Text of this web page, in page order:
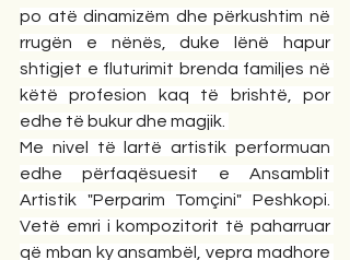
po atë dinamizëm dhe përkushtim në
rrugën e nënës, duke lënë hapur
shtigjet e fluturimit brenda familjes në
këtë profesion kaq të brishtë, por
edhe të bukur dhe magjik.
Me nivel të lartë artistik performuan
edhe përfaqësuesit e Ansamblit
Artistik "Perparim Tomçini" Peshkopi.
Vetë emri i kompozitorit të paharruar
që mban ky ansambël, vepra madhore